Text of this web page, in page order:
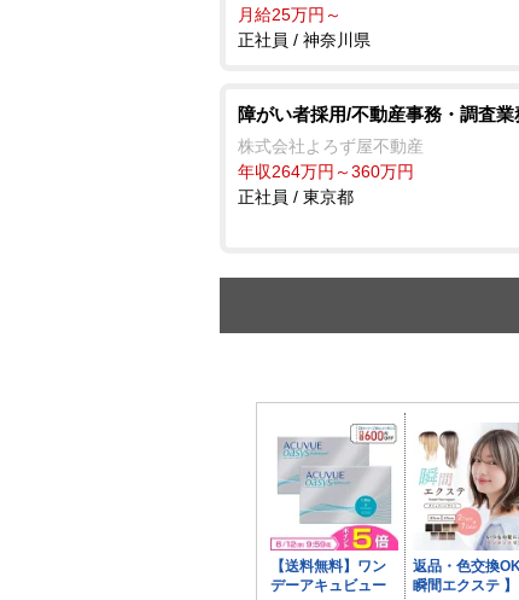
月給25万円～
正社員 / 神奈川県
障がい者採用/不動産事務・調査業
株式会社よろず屋不動産
年収264万円～360万円
正社員 / 東京都